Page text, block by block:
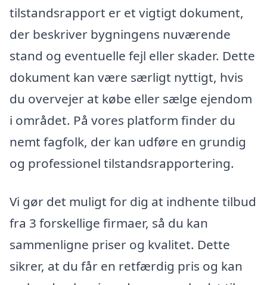
tilstandsrapport er et vigtigt dokument,
der beskriver bygningens nuværende
stand og eventuelle fejl eller skader. Dette
dokument kan være særligt nyttigt, hvis
du overvejer at købe eller sælge ejendom
i området. På vores platform finder du
nemt fagfolk, der kan udføre en grundig
og professionel tilstandsrapportering.
Vi gør det muligt for dig at indhente tilbud
fra 3 forskellige firmaer, så du kan
sammenligne priser og kvalitet. Dette
sikrer, at du får en retfærdig pris og kan